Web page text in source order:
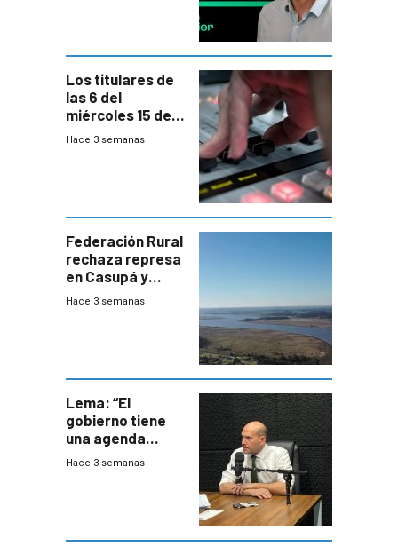
Los titulares de
las 6 del
miércoles 15 de
julio de 2026
Hace 3 semanas
Federación Rural
rechaza represa
en Casupá y
firma demanda
Hace 3 semanas
Lema: “El
gobierno tiene
una agenda
destructiva”
Hace 3 semanas